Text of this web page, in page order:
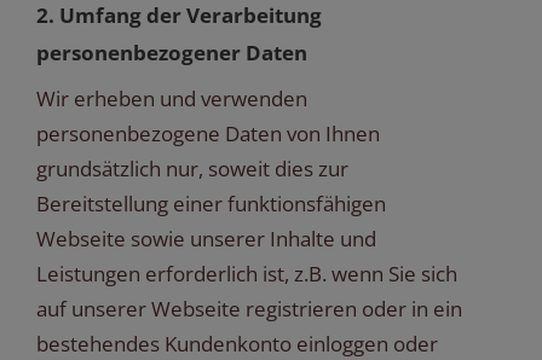
2. Umfang der Verarbeitung
personenbezogener Daten
Wir erheben und verwenden
personenbezogene Daten von Ihnen
grundsätzlich nur, soweit dies zur
Bereitstellung einer funktionsfähigen
Webseite sowie unserer Inhalte und
Leistungen erforderlich ist, z.B. wenn Sie sich
auf unserer Webseite registrieren oder in ein
bestehendes Kundenkonto einloggen oder